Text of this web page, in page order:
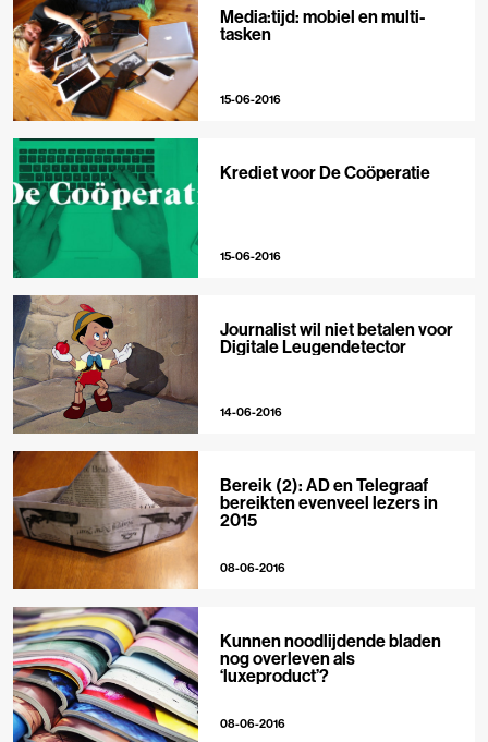
Media:tijd: mobiel en multi-
tasken
15-06-2016
Krediet voor De Coöperatie
15-06-2016
Journalist wil niet betalen voor
Digitale Leugendetector
14-06-2016
Bereik (2): AD en Telegraaf
bereikten evenveel lezers in
2015
08-06-2016
Kunnen noodlijdende bladen
nog overleven als
‘luxeproduct’?
08-06-2016